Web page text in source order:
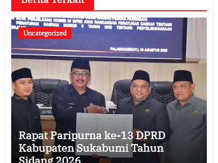
Uncategorized
Rapat Paripurna ke-13 DPRD
Kabupaten Sukabumi Tahun